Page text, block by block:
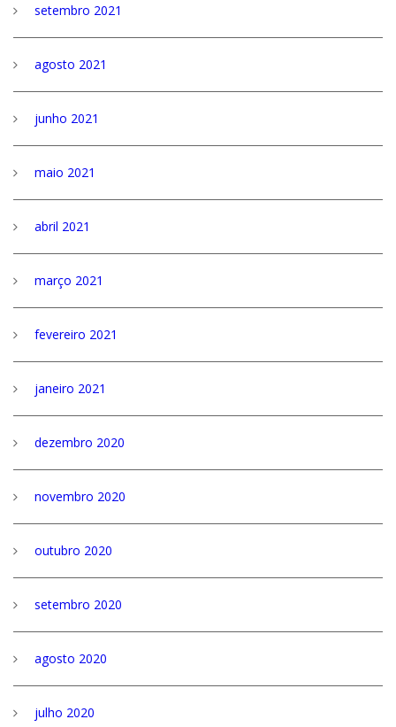
setembro 2021
agosto 2021
junho 2021
maio 2021
abril 2021
março 2021
fevereiro 2021
janeiro 2021
dezembro 2020
novembro 2020
outubro 2020
setembro 2020
agosto 2020
julho 2020